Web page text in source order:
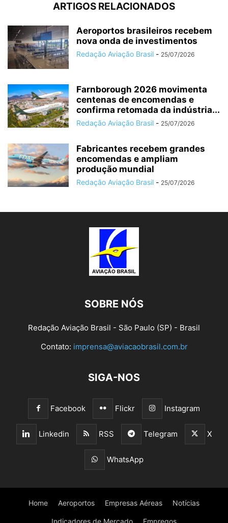
ARTIGOS RELACIONADOS
Aeroportos brasileiros recebem
nova onda de investimentos
Redação Aviação Brasil - 25/07/2026
Farnborough 2026 movimenta
centenas de encomendas e
confirma retomada da indústria...
Redação Aviação Brasil - 25/07/2026
Fabricantes recebem grandes
encomendas e ampliam
produção mundial
Redação Aviação Brasil - 25/07/2026
SOBRE NÓS
Redação Aviação Brasil - São Paulo (SP) - Brasil
Contato: imprensa@aviacaobrasil.com.br
SIGA-NOS
Facebook Flickr Instagram
Linkedin RSS Telegram X
WhatsApp
Home Aeroportos Empresas Aéreas Notícias
Indicadores de Mercado Empregos